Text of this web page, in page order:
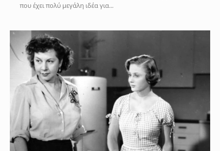
που έχει πολύ μεγάλη ιδέα για...